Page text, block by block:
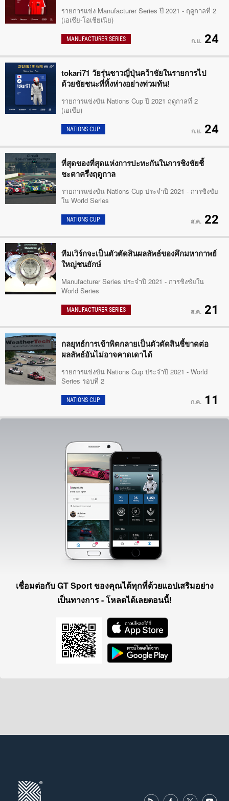
MANUFACTURER SERIES
รายการแข่ง Manufacturer Series ปี 2021 - ฤดูกาลที่ 2
(เอเชีย-โอเชียเนีย)
ก.ย. 24
NATIONS CUP
tokari71 วัยรุ่นชาวญี่ปุ่นคว้าชัยในรายการไป
ด้วยชัยชนะที่ทิ้งห่างอย่างท่วมท้น!
รายการแข่งขัน Nations Cup ปี 2021 ฤดูกาลที่ 2
(เอเชีย)
ก.ย. 24
NATIONS CUP
ที่สุดของที่สุดแห่งการปะทะกันในการชิงชัยชี้
ชะตาครึ่งฤดูกาล
รายการแข่งขัน Nations Cup ประจำปี 2021 - การชิงชัย
ใน World Series
ส.ค. 22
MANUFACTURER SERIES
ทีมเวิร์กจะเป็นตัวตัดสินผลลัพธ์ของศึกมหากาพย์
ใหญ่ชนยักษ์
Manufacturer Series ประจำปี 2021 - การชิงชัยใน
World Series
ส.ค. 21
NATIONS CUP
กลยุทธ์การเข้าพิตกลายเป็นตัวตัดสินชี้ขาดต่อ
ผลลัพธ์อันไม่อาจคาดเดาได้
รายการแข่งขัน Nations Cup ประจำปี 2021 - World
Series รอบที่ 2
ก.ค. 11
เชื่อมต่อกับ GT Sport ของคุณได้ทุกที่ด้วยแอปเสริมอย่าง
เป็นทางการ - โหลดได้เลยตอนนี้!